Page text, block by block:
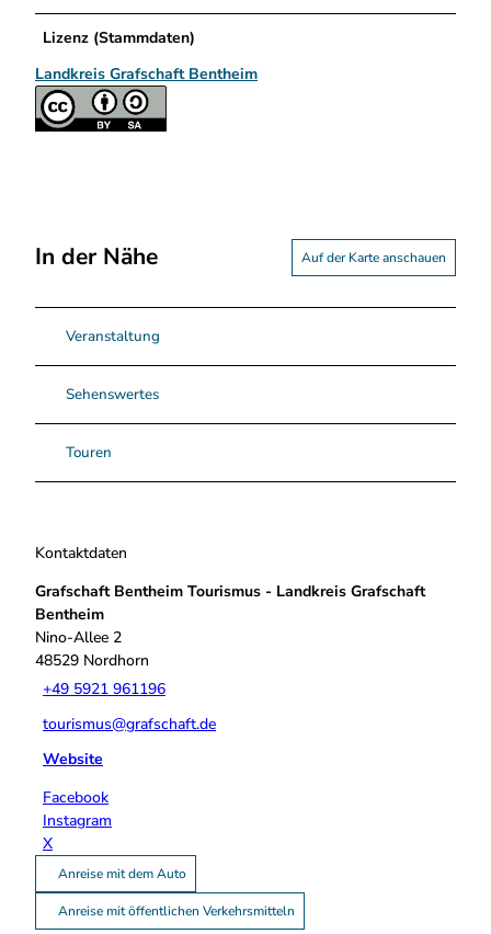
Lizenz (Stammdaten)
Landkreis Grafschaft Bentheim
In der Nähe Auf der Karte anschauen
Veranstaltung
Sehenswertes
Touren
Kontaktdaten
Grafschaft Bentheim Tourismus - Landkreis Grafschaft
Bentheim
Nino-Allee 2
48529 Nordhorn
+49 5921 961196
tourismus@grafschaft.de
Website
Facebook
Instagram
X
Anreise mit dem Auto
Anreise mit öffentlichen Verkehrsmitteln